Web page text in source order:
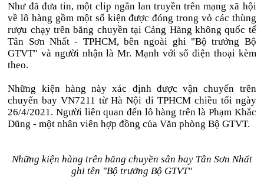
Như đã đưa tin, một clip ngắn lan truyền trên mạng xã hội
về lô hàng gồm một số kiện được đóng trong vỏ các thùng
rượu chạy trên băng chuyền tại Cảng Hàng không quốc tế
Tân Sơn Nhất - TPHCM, bên ngoài ghi "Bộ trưởng Bộ
GTVT" và người nhận là Mr. Mạnh với số điện thoại kèm
theo.
Những kiện hàng này xác định được vận chuyển trên
chuyến bay VN7211 từ Hà Nội đi TPHCM chiều tối ngày
26/4/2021. Người liên quan đến lô hàng trên là Phạm Khắc
Dũng - một nhân viên hợp đồng của Văn phòng Bộ GTVT.
Những kiện hàng trên băng chuyền sân bay Tân Sơn Nhất
ghi tên "Bộ trưởng Bộ GTVT"